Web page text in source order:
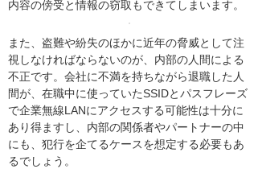
内容の傍受と情報の窃取もできてしまいます。
また、盗難や紛失のほかに近年の脅威として注
視しなければならないのが、内部の人間による
不正です。会社に不満を持ちながら退職した人
間が、在職中に使っていたSSIDとパスフレーズ
で企業無線LANにアクセスする可能性は十分に
あり得ますし、内部の関係者やパートナーの中
にも、犯行を企てるケースを想定する必要もあ
るでしょう。